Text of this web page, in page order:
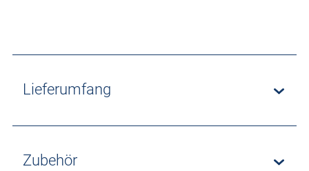
Lieferumfang
Zubehör